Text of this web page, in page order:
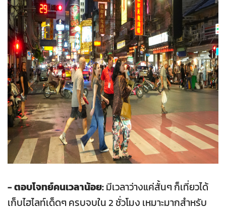
- ตอบโจทย์คนเวลาน้อย:มีเวลาว่างแค่สั้นๆ ก็เที่ยวได้
เก็บไฮไลท์เด็ดๆ ครบจบใน 2 ชั่วโมง เหมาะมากสำหรับ